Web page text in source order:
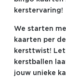
kerstervaring!
We starten
kaarten per
kersttwist!
kerstballen
jouw unieke